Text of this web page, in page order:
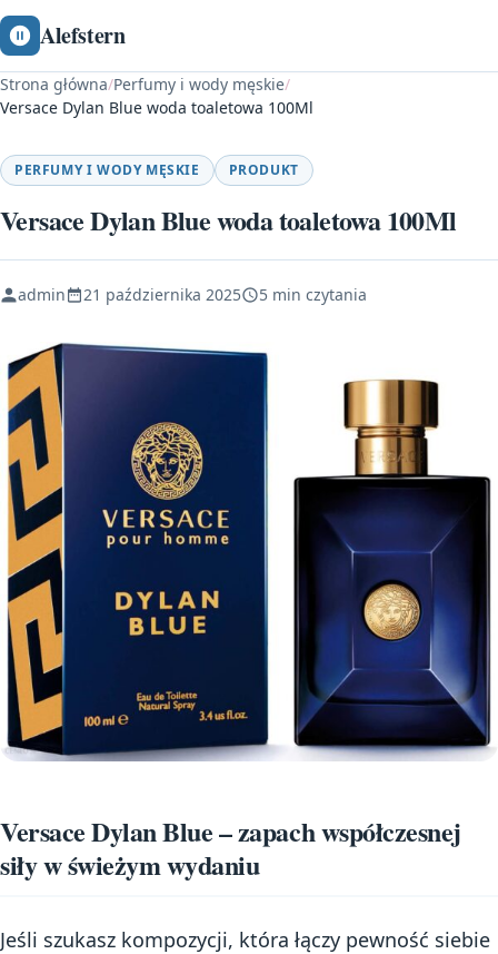
Alefstern
Strona główna/Perfumy i wody męskie/
Versace Dylan Blue woda toaletowa 100Ml
PERFUMY I WODY MĘSKIE PRODUKT
Versace Dylan Blue woda toaletowa 100Ml
admin 21 października 2025 5 min czytania
Versace Dylan Blue – zapach współczesnej
siły w świeżym wydaniu
Jeśli szukasz kompozycji, która łączy pewność siebie